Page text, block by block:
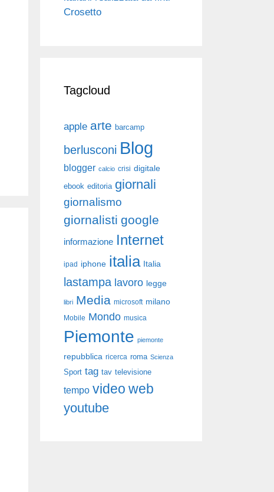
Crosetto
Tagcloud
apple arte barcamp
berlusconi Blog
blogger calcio crisi digitale
ebook editoria giornali
giornalismo
giornalisti google
informazione Internet
ipad iphone italia Italia
lastampa lavoro legge
libri Media microsoft milano
Mobile Mondo musica
Piemonte piemonte
repubblica ricerca roma Scienza
Sport tag tav televisione
tempo video web
youtube